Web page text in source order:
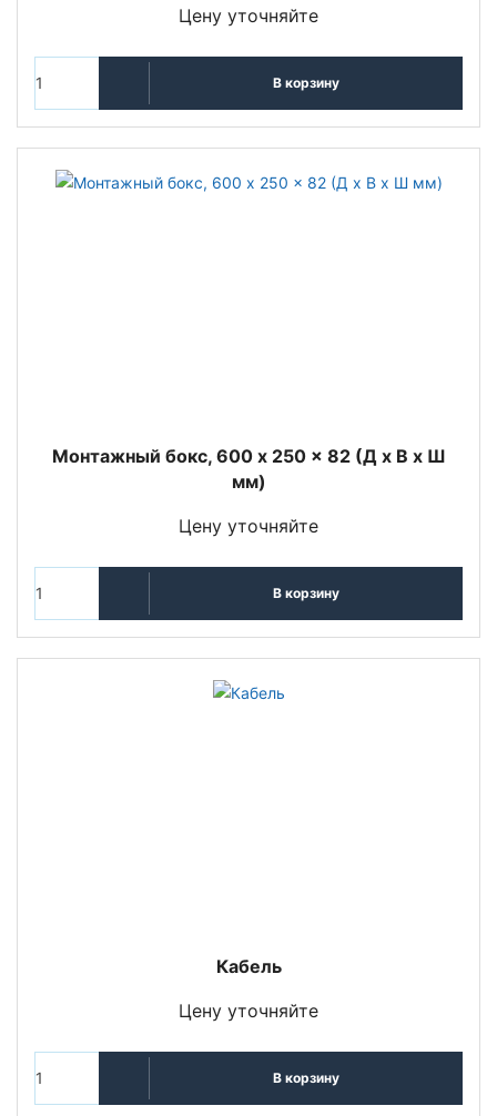
Цену уточняйте
В корзину
Монтажный бокс, 600 x 250 x 82 (Д x В x Ш
мм)
Цену уточняйте
В корзину
Кабель
Цену уточняйте
В корзину